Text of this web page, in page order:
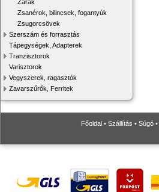
Zárak
Zsanérok, bilincsek, fogantyúk
Zsugorcsövek
Szerszám és forrasztás
Tápegységek, Adapterek
Tranzisztorok
Varisztorok
Vegyszerek, ragasztók
Zavarszűrők, Ferritek
Főoldal • Szállítás • Súgó •